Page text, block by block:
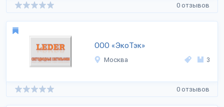
0 отзывов
ООО «ЭкоТэк»
Москва 3
0 отзывов